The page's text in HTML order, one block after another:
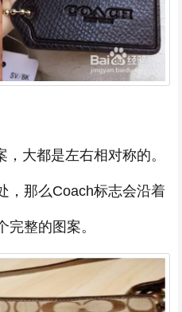
大都是左右相对称的。
，那么Coach标志会沿着
整的图案。